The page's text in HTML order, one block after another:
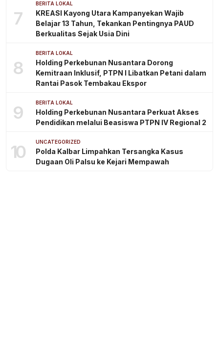
7
BERITA LOKAL
KREASI Kayong Utara Kampanyekan Wajib
Belajar 13 Tahun, Tekankan Pentingnya PAUD
Berkualitas Sejak Usia Dini
8
BERITA LOKAL
Holding Perkebunan Nusantara Dorong
Kemitraan Inklusif, PTPN I Libatkan Petani dalam
Rantai Pasok Tembakau Ekspor
9 BERITA LOKAL
Holding Perkebunan Nusantara Perkuat Akses
Pendidikan melalui Beasiswa PTPN IV Regional 2
10 UNCATEGORIZED
Polda Kalbar Limpahkan Tersangka Kasus
Dugaan Oli Palsu ke Kejari Mempawah